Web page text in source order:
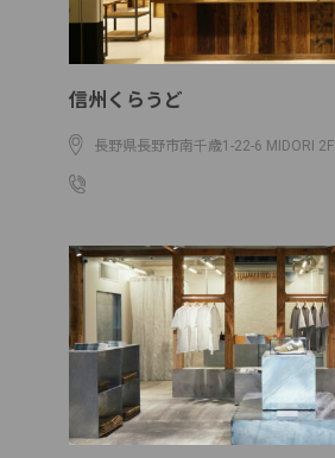
信州くらうど
長野県長野市南千歳1-22-6 MIDORI 2F